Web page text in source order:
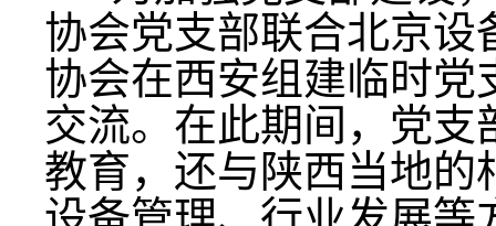
协会党支部联合北京设
协会在西安组建临时党
交流。在此期间，党
教育，还与陕西当地的